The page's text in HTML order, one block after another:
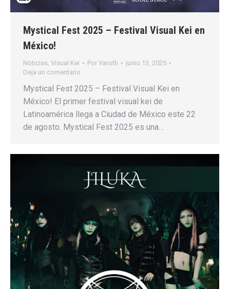
Mystical Fest 2025 – Festival Visual Kei en
México!
Noticias, Visual Kei Por Varoth
junio 13, 2025
Deja un comentario
Mystical Fest 2025 – Festival Visual Kei en
México! El primer festival visual kei de
Latinoamérica llega a Ciudad de México este 22
de agosto. Mystical Fest 2025 es una…